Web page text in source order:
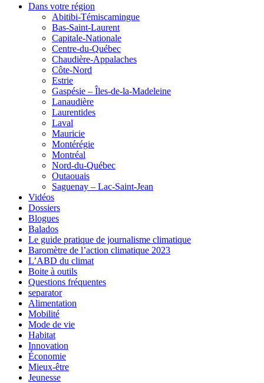
Dans votre région
Abitibi-Témiscamingue
Bas-Saint-Laurent
Capitale-Nationale
Centre-du-Québec
Chaudière-Appalaches
Côte-Nord
Estrie
Gaspésie – Îles-de-la-Madeleine
Lanaudière
Laurentides
Laval
Mauricie
Montérégie
Montréal
Nord-du-Québec
Outaouais
Saguenay – Lac-Saint-Jean
Vidéos
Dossiers
Blogues
Balados
Le guide pratique de journalisme climatique
Baromètre de l’action climatique 2023
L’ABD du climat
Boite à outils
Questions fréquentes
separator
Alimentation
Mobilité
Mode de vie
Habitat
Innovation
Économie
Mieux-être
Jeunesse